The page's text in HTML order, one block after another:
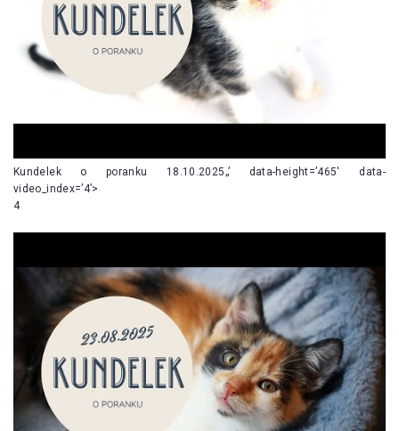
Kundelek o poranku 18.10.2025„’ data-height=’465′ data-
video_index=’4’>
4